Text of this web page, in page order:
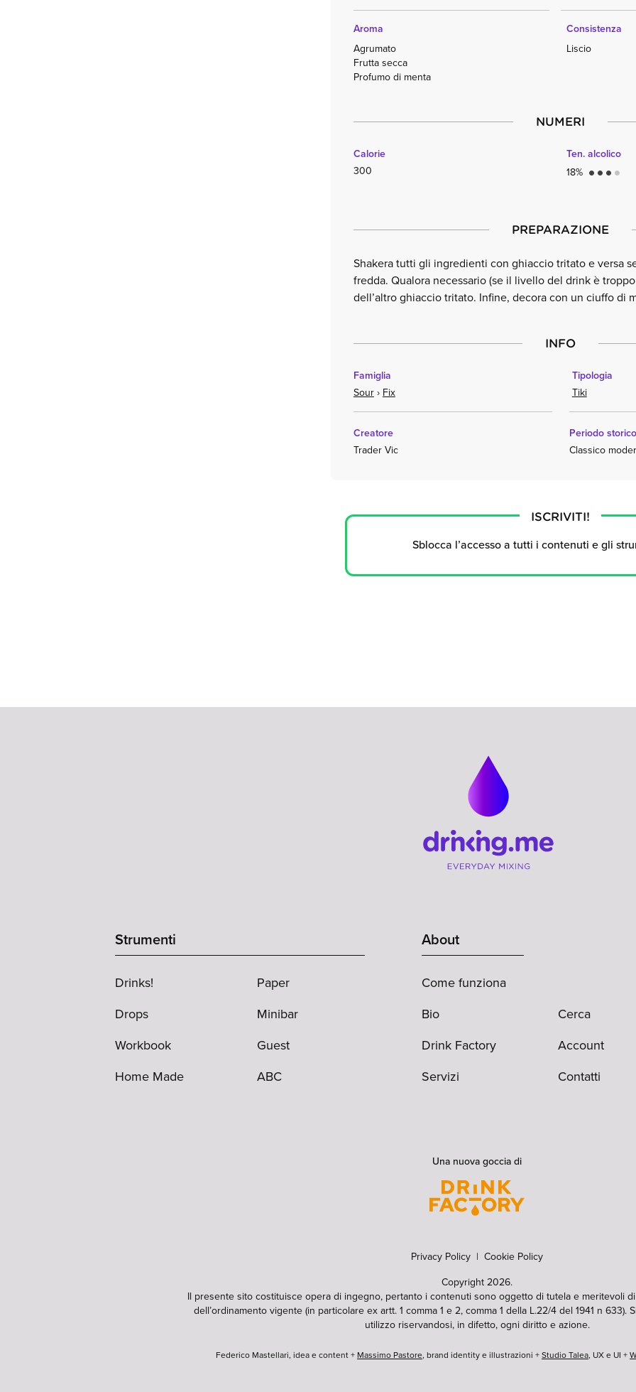
Aroma
Agrumato
Frutta secca
Profumo di menta
Consistenza
Liscio
NUMERI
Calorie
300
Ten. alcolico
18%
circle circle circle circle
PREPARAZIONE
Shakera tutti gli ingredienti con ghiaccio tritato e versa
fredda. Qualora necessario (se il livello del drink è
dell’altro ghiaccio tritato. Infine, decora con un ciuffo di
INFO
Famiglia
Sour› Fix
Tipologia
Tiki
Creatore
Trader Vic
Periodo storico
Classico
ISCRIVITI!
Sblocca l’accesso a tutti i contenuti e gli
Strumenti
Drinks!
Drops
Workbook
Home Made
Paper
Minibar
Guest
ABC
About
Come funziona
Bio
Drink Factory
Servizi
Cerca
Account
Contatti
Una nuova goccia di
Privacy Policy | Cookie Policy
Copyright 2026.
Il presente sito costituisce opera di ingegno, pertanto i contenuti sono oggetto di tutela e meritevoli
dell’ordinamento vigente (in particolare ex artt. 1 comma 1 e 2, comma 1 della L.22/4 del 1941 n 633).
utilizzo riservandosi, in difetto, ogni diritto e azione.
Federico Mastellari, idea e content + Massimo Pastore, brand identity e illustrazioni +Studio Talea, UX e UI +